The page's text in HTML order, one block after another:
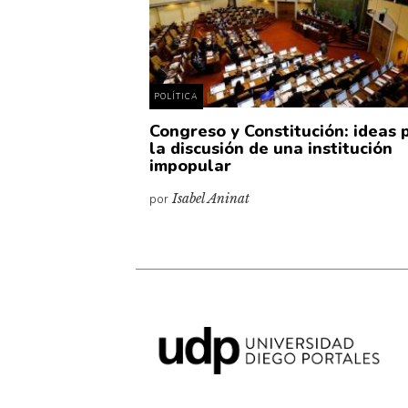
POLÍTICA
Congreso y Constitución: ideas
la discusión de una institución
impopular
porIsabel Aninat